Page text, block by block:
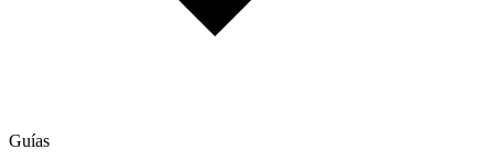
Guías